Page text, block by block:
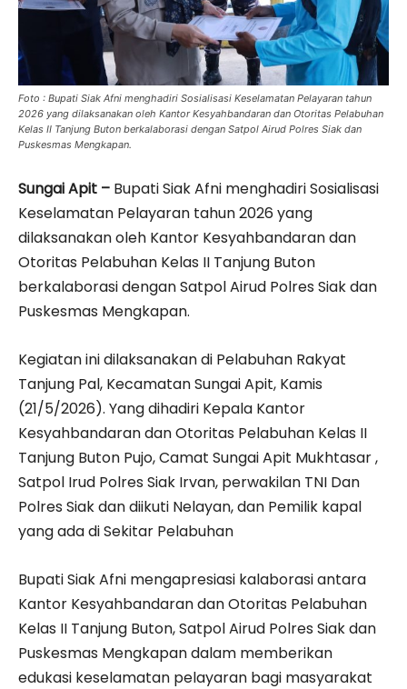
Foto : Bupati Siak Afni menghadiri Sosialisasi Keselamatan Pelayaran tahun
2026 yang dilaksanakan oleh Kantor Kesyahbandaran dan Otoritas Pelabuhan
Kelas II Tanjung Buton berkalaborasi dengan Satpol Airud Polres Siak dan
Puskesmas Mengkapan.
Sungai Apit – Bupati Siak Afni menghadiri Sosialisasi
Keselamatan Pelayaran tahun 2026 yang
dilaksanakan oleh Kantor Kesyahbandaran dan
Otoritas Pelabuhan Kelas II Tanjung Buton
berkalaborasi dengan Satpol Airud Polres Siak dan
Puskesmas Mengkapan.
Kegiatan ini dilaksanakan di Pelabuhan Rakyat
Tanjung Pal, Kecamatan Sungai Apit, Kamis
(21/5/2026). Yang dihadiri Kepala Kantor
Kesyahbandaran dan Otoritas Pelabuhan Kelas II
Tanjung Buton Pujo, Camat Sungai Apit Mukhtasar ,
Satpol Irud Polres Siak Irvan, perwakilan TNI Dan
Polres Siak dan diikuti Nelayan, dan Pemilik kapal
yang ada di Sekitar Pelabuhan
Bupati Siak Afni mengapresiasi kalaborasi antara
Kantor Kesyahbandaran dan Otoritas Pelabuhan
Kelas II Tanjung Buton, Satpol Airud Polres Siak dan
Puskesmas Mengkapan dalam memberikan
edukasi keselamatan pelayaran bagi masyarakat